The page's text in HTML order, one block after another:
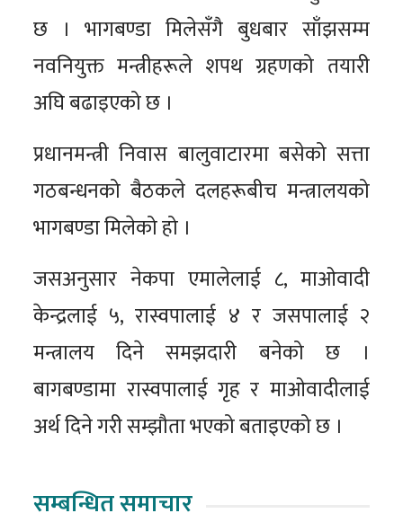
छ । भागबण्डा मिलेसँगै बुधबार साँझसम्म
नवनियुक्त मन्त्रीहरूले शपथ ग्रहणको तयारी
अघि बढाइएको छ ।
प्रधानमन्त्री निवास बालुवाटारमा बसेको सत्ता
गठबन्धनको बैठकले दलहरूबीच मन्त्रालयको
भागबण्डा मिलेको हो ।
जसअनुसार नेकपा एमालेलाई ८, माओवादी
केन्द्रलाई ५, रास्वपालाई ४ र जसपालाई २
मन्त्रालय दिने समझदारी बनेको छ ।
बागबण्डामा रास्वपालाई गृह र माओवादीलाई
अर्थ दिने गरी सम्झौता भएको बताइएको छ ।
सम्बन्धित समाचार